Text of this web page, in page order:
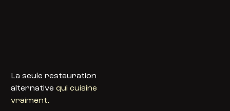
La seule restauration
alternativequi cuisine
vraiment.